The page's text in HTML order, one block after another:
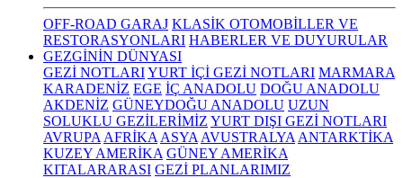
OFF-ROAD GARAJ KLASİK OTOMOBİLLER VE
RESTORASYONLARI HABERLER VE DUYURULAR
GEZGİNİN DÜNYASI
GEZİ NOTLARIYURT İÇİ GEZİ NOTLARI MARMARA
KARADENİZ EGE İÇ ANADOLU DOĞU ANADOLU
AKDENİZ GÜNEYDOĞU ANADOLU UZUN
SOLUKLU GEZİLERİMİZ YURT DIŞI GEZİ NOTLARI
AVRUPA AFRİKA ASYA AVUSTRALYA ANTARKTİKA
KUZEY AMERİKA GÜNEY AMERİKA
KITALARARASI GEZİ PLANLARIMIZ